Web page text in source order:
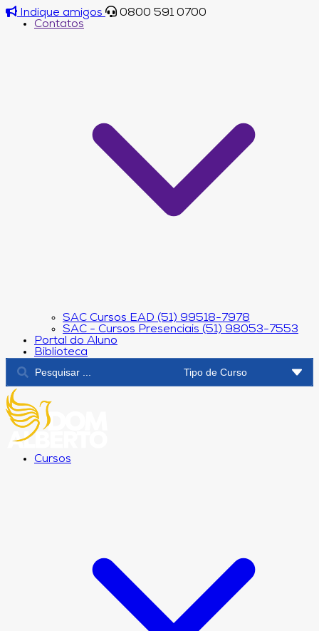
Indique amigos
0800 591 0700
Contatos
SAC Cursos EAD (51) 99518-7978
SAC - Cursos Presenciais (51) 98053-7553
Portal do Aluno
Biblioteca
Cursos